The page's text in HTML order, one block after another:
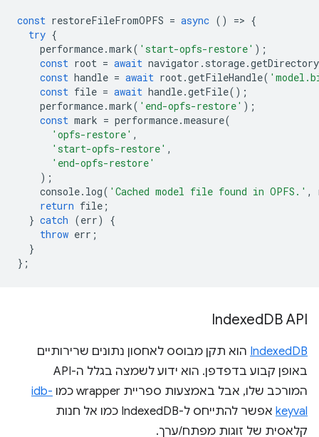
const restoreFileFromOPFS = async () => {
try {
performance.mark( 'start-opfs-restore' );
const root = await navigator . storage.getDirectory
const handle = await root.getFileHandle(
const file = await handle.getFile();
performance.mark( 'end-opfs-restore' );
const mark = performance.measure(
'opfs-restore' ,
'start-opfs-restore' ,
'end-opfs-restore'
);
console. log( 'Cached model file found in OPFS.' ,
return file ;
} catch (err)
{
throw err ;
}
};
IndexedDB API
IndexedDB הוא תקן מבוסס לאחסון נתונים שרירותיים
באופן קבוע בדפדפן. הוא ידוע לשמצה בגלל ה-API
המורכב שלו, אבל באמצעות ספריית wrapper כמו
idb-
keyval
אפשר להתייחס ל-IndexedDB כמו אל חנות
קלאסית של זוגות מפתח/ערך.